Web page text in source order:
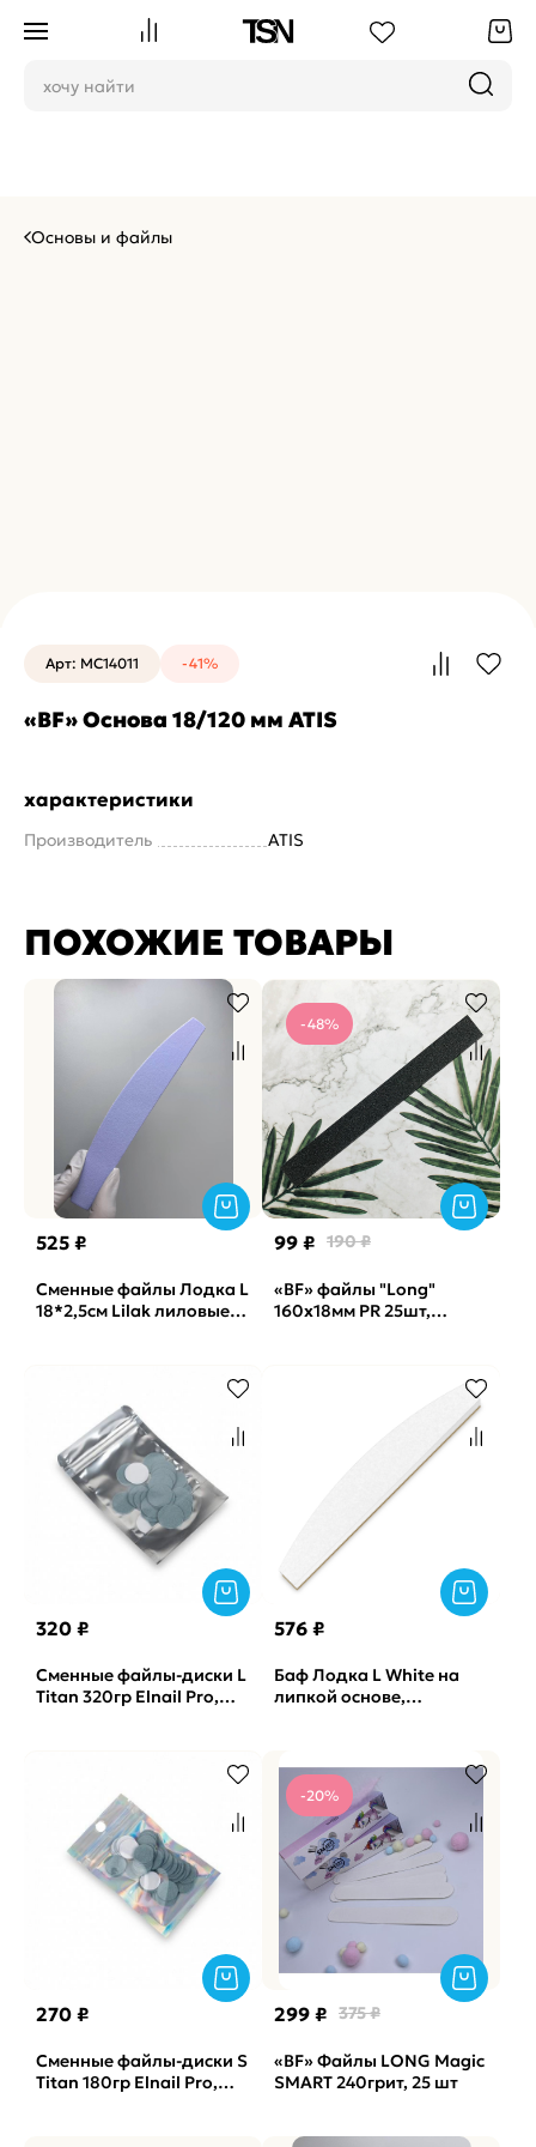
Основы и файлы
Арт: MC14011 -41%
«BF» Основа 18/120 мм ATIS
характеристики
Производитель ATIS
ПОХОЖИЕ ТОВАРЫ
525 ₽
Сменные файлы Лодка L
18*2,5см Lilak лиловые
-48%
99 ₽ 190 ₽
«BF» файлы "Long"
160x18мм PR 25шт,
320 ₽
Сменные файлы-диски L
Titan 320гр Elnail Pro,
576 ₽
Баф Лодка L White на
липкой основе,
270 ₽
Сменные файлы-диски S
Titan 180гр Elnail Pro,
-20%
299 ₽ 375 ₽
«BF» Файлы LONG Magic
SMART 240грит, 25 шт